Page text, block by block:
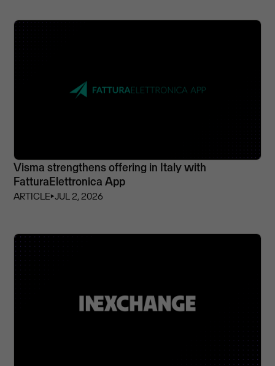
Visma strengthens offering in Italy with
FatturaElettronica App
ARTICLE⏵JUL 2, 2026